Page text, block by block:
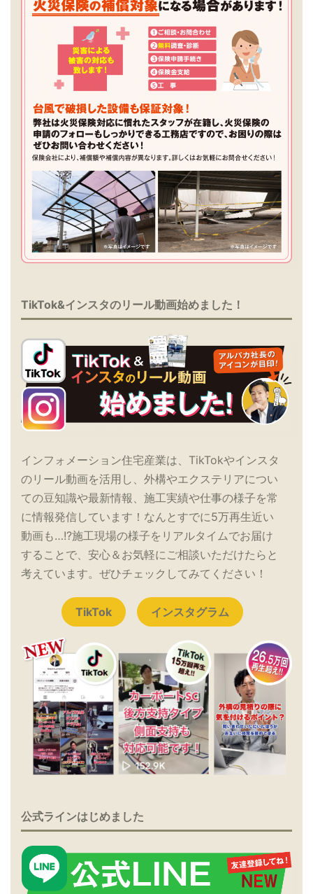
TikTok&インスタのリール動画始めました！
インフォメーション住宅産業は、TikTokやインスタ
のリール動画を活用し、外構やエクステリアについ
ての豆知識や最新情報、施工実績や仕事の様子を常
に情報発信しています！なんとすでに5万再生近い
動画も…!?施工現場の様子をリアルタイムでお届け
することで、安心＆お気軽にご相談いただけたらと
考えています。ぜひチェックしてみてください！
TikTok インスタグラム
公式ラインはじめました